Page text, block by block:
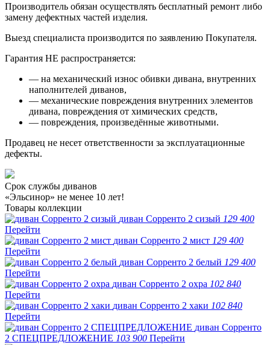
Производитель обязан осуществлять бесплатный ремонт либо
замену дефектных частей изделия.
Выезд специалиста производится по заявлению Покупателя.
Гарантия НЕ распространяется:
— на механический износ обивки дивана, внутренних
наполнителей диванов,
— механические повреждения внутренних элементов
дивана, повреждения от химических средств,
— повреждения, произведённые животными.
Продавец не несет ответственности за эксплуатационные
дефекты.
Срок службы диванов
«Эльсинор» не менее 10 лет!
Товары коллекции
диван Сорренто 2 сизый 129 400
Перейти
диван Сорренто 2 мист 129 400
Перейти
диван Сорренто 2 белый 129 400
Перейти
диван Сорренто 2 охра 102 840
Перейти
диван Сорренто 2 хаки 102 840
Перейти
диван Сорренто
2 СПЕЦПРЕДЛОЖЕНИЕ 103 900 Перейти